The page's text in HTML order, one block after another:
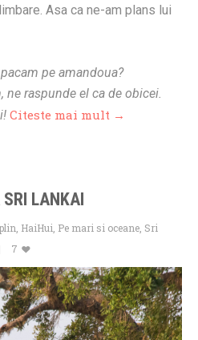
Asa ca ne-am plans lui
pe amandoua?
ne raspunde el ca de obicei.
Citeste mai mult →
LANKAI
HaiHui Pe mari si oceane Sri
7